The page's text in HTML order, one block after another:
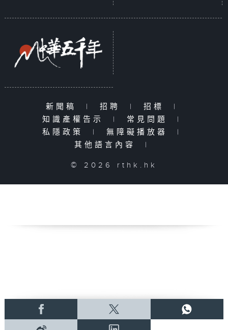
新聞稿 | 招聘 | 招標
|
知識產權告示
| 常見問題
|
私隱政策
| 無障礙播放器
|
其他語言內容
|
© 2026 rthk.hk